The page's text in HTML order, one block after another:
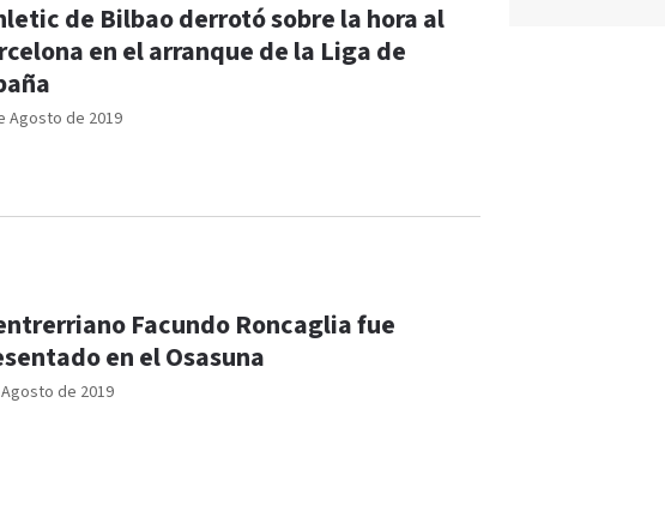
Agosto de 2019
de Bilbao derrotó sobre la hora al
en el arranque de la Liga de
de 2019
Facundo Roncaglia fue
en el Osasuna